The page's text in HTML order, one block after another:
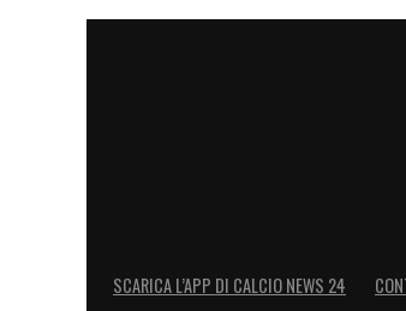
SCARICA L’APP DI CALCIO NEWS 24